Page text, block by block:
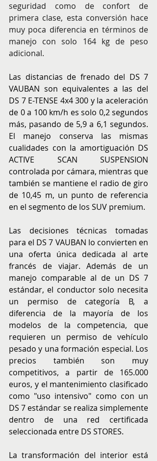
seguridad como de confort de
primera clase, esta conversión hace
muy poca diferencia en términos de
manejo con solo 164 kg de peso
adicional.
Las distancias de frenado del DS 7
VAUBAN son equivalentes a las del
DS 7 E-TENSE 4x4 300 y la aceleración
de 0 a 100 km/h es solo 0,2 segundos
más, pasando de 5,9 a 6,1 segundos.
El manejo conserva las mismas
cualidades con la amortiguación DS
ACTIVE SCAN SUSPENSION
controlada por cámara, mientras que
también se mantiene el radio de giro
de 10,45 m, un punto de referencia
en el segmento de los SUV premium.
Las decisiones técnicas tomadas
para el DS 7 VAUBAN lo convierten en
una oferta única dedicada al arte
francés de viajar. Además de un
manejo comparable al de un DS 7
estándar, el conductor solo necesita
un permiso de categoría B, a
diferencia de la mayoría de los
modelos de la competencia, que
requieren un permiso de vehículo
pesado y una formación especial. Los
precios también son muy
competitivos, a partir de 165.000
euros, y el mantenimiento clasificado
como "uso intensivo" como con un
DS 7 estándar se realiza simplemente
dentro de una red certificada
seleccionada entre DS STORES.
La transformación del interior está